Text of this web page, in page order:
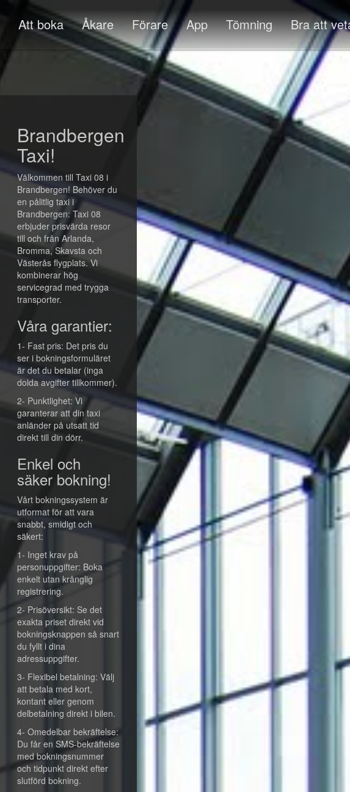
Att boka Åkare Förare App Tömning Bra att
Brandbergen
Taxi!
Välkommen till Taxi 08 i
Brandbergen! Behöver du
en pålitlig taxi i
Brandbergen: Taxi 08
erbjuder prisvärda resor
till och från Arlanda,
Bromma, Skavsta och
Västerås flygplats. Vi
kombinerar hög
servicegrad med trygga
transporter.
Våra garantier:
1- Fast pris: Det pris du
ser i bokningsformuläret
är det du betalar (inga
dolda avgifter tillkommer).
2- Punktlighet: Vi
garanterar att din taxi
anländer på utsatt tid
direkt till din dörr.
Enkel och
säker bokning!
Vårt bokningssystem är
utformat för att vara
snabbt, smidigt och
säkert:
1- Inget krav på
personuppgifter: Boka
enkelt utan krånglig
registrering.
2- Prisöversikt: Se det
exakta priset direkt vid
bokningsknappen så snart
du fyllt i dina
adressuppgifter.
3- Flexibel betalning: Välj
att betala med kort,
kontant eller genom
delbetalning direkt i bilen.
4- Omedelbar bekräftelse:
Du får en SMS-bekräftelse
med bokningsnummer
och tidpunkt direkt efter
slutförd bokning.